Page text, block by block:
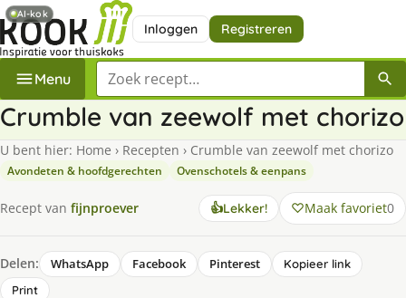
Inloggen Registreren
Menu Zoek een recept
Crumble van zeewolf met chorizo
U bent hier: Home › Recepten › Crumble van zeewolf met chorizo
Avondeten & hoofdgerechten Ovenschotels & eenpans
Recept van fijnproever 👍Lekker! Maak favoriet0
Delen: WhatsApp Facebook Pinterest
Kopieer link
Print
AI-kok